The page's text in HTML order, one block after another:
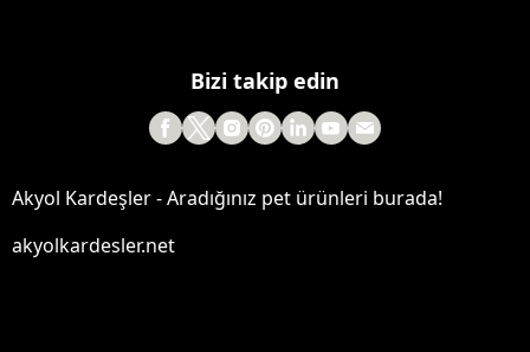
Bizi takip edin
Akyol Kardeşler - Aradığınız pet ürünleri burada!
akyolkardesler.net